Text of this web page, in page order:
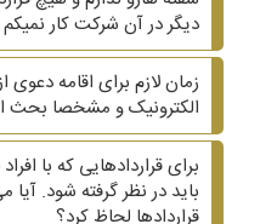
دیگر در آن شرکت کار
زمان لازم برای اقامه
الکترونیک و مشخصا
برای قراردادهایی که با
باید در نظر گرفته شود.
قراردادها لحاظ کرد؟